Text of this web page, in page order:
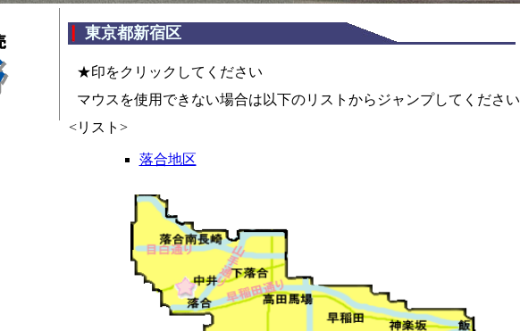
東京都新宿区
★印をクリックしてください
マウスを使用できない場合は以下のリストからジャンプしてください
<リスト>
落合地区